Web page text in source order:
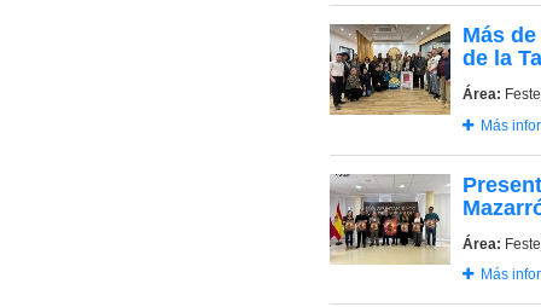
Más
de la
Área:
Más
Área:
Más